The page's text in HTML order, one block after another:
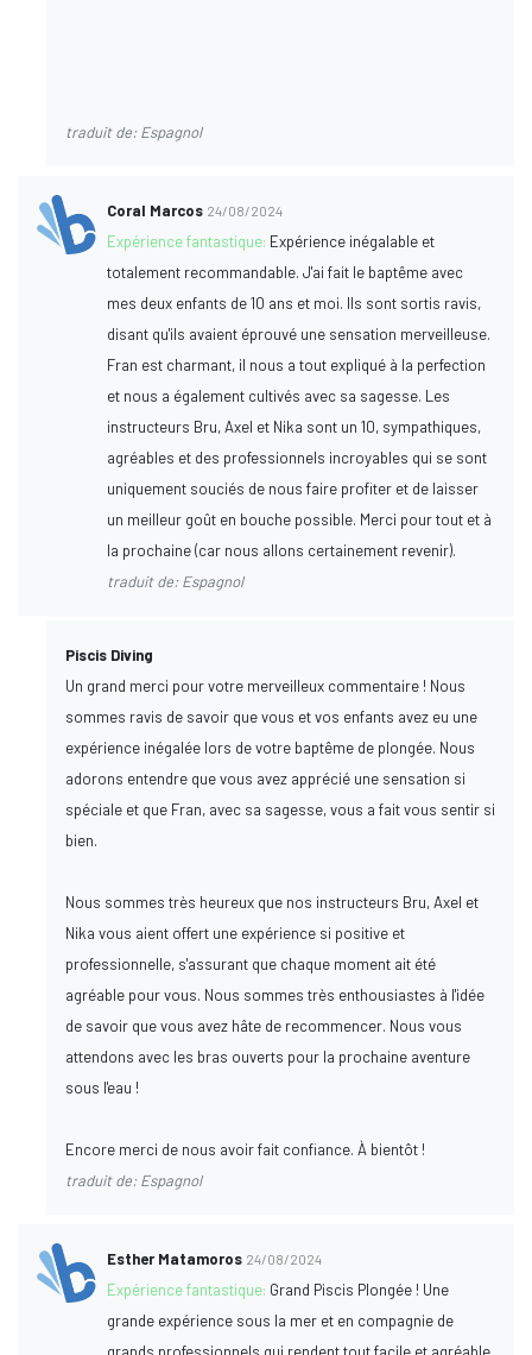
traduit de: Espagnol
Coral Marcos 24/08/2024
Expérience fantastique: Expérience inégalable et
totalement recommandable. J'ai fait le baptême avec
mes deux enfants de 10 ans et moi. Ils sont sortis ravis,
disant qu'ils avaient éprouvé une sensation merveilleuse.
Fran est charmant, il nous a tout expliqué à la perfection
et nous a également cultivés avec sa sagesse. Les
instructeurs Bru, Axel et Nika sont un 10, sympathiques,
agréables et des professionnels incroyables qui se sont
uniquement souciés de nous faire profiter et de laisser
un meilleur goût en bouche possible. Merci pour tout et à
la prochaine (car nous allons certainement revenir).
traduit de: Espagnol
Piscis Diving
Un grand merci pour votre merveilleux commentaire ! Nous
sommes ravis de savoir que vous et vos enfants avez eu une
expérience inégalée lors de votre baptême de plongée. Nous
adorons entendre que vous avez apprécié une sensation si
spéciale et que Fran, avec sa sagesse, vous a fait vous sentir si
bien.
Nous sommes très heureux que nos instructeurs Bru, Axel et
Nika vous aient offert une expérience si positive et
professionnelle, s'assurant que chaque moment ait été
agréable pour vous. Nous sommes très enthousiastes à l'idée
de savoir que vous avez hâte de recommencer. Nous vous
attendons avec les bras ouverts pour la prochaine aventure
sous l'eau !
Encore merci de nous avoir fait confiance. À bientôt !
traduit de: Espagnol
Esther Matamoros 24/08/2024
Expérience fantastique: Grand Piscis Plongée ! Une
grande expérience sous la mer et en compagnie de
grands professionnels qui rendent tout facile et agréable